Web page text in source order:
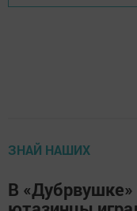
ЗНАЙ НАШИХ
В